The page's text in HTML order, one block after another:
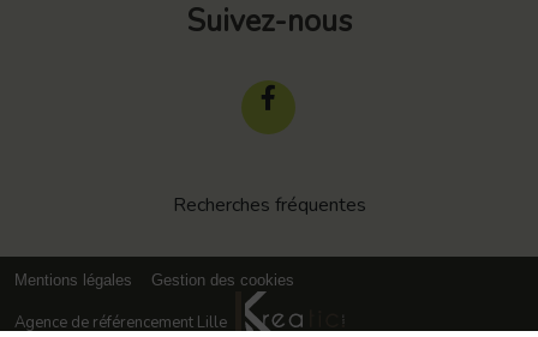
Suivez-nous
Recherches fréquentes
Mentions légales Gestion des cookies
Agence de référencement Lille